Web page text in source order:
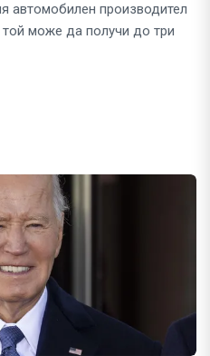
автомобилен производител
може да получи до три